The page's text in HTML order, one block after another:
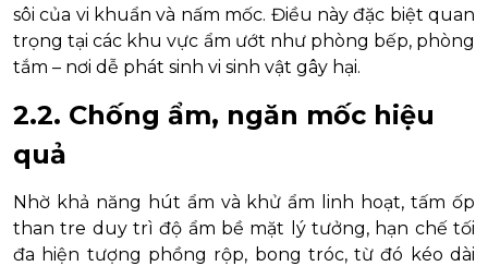
sôi của vi khuẩn và nấm mốc. Điều này đặc biệt quan
trọng tại các khu vực ẩm ướt như phòng bếp, phòng
tắm – nơi dễ phát sinh vi sinh vật gây hại.
2.2. Chống ẩm, ngăn mốc hiệu
quả
Nhờ khả năng hút ẩm và khử ẩm linh hoạt, tấm ốp
than tre duy trì độ ẩm bề mặt lý tưởng, hạn chế tối
đa hiện tượng phồng rộp, bong tróc, từ đó kéo dài